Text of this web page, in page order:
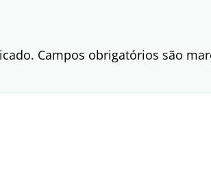
Campos obrigatórios são